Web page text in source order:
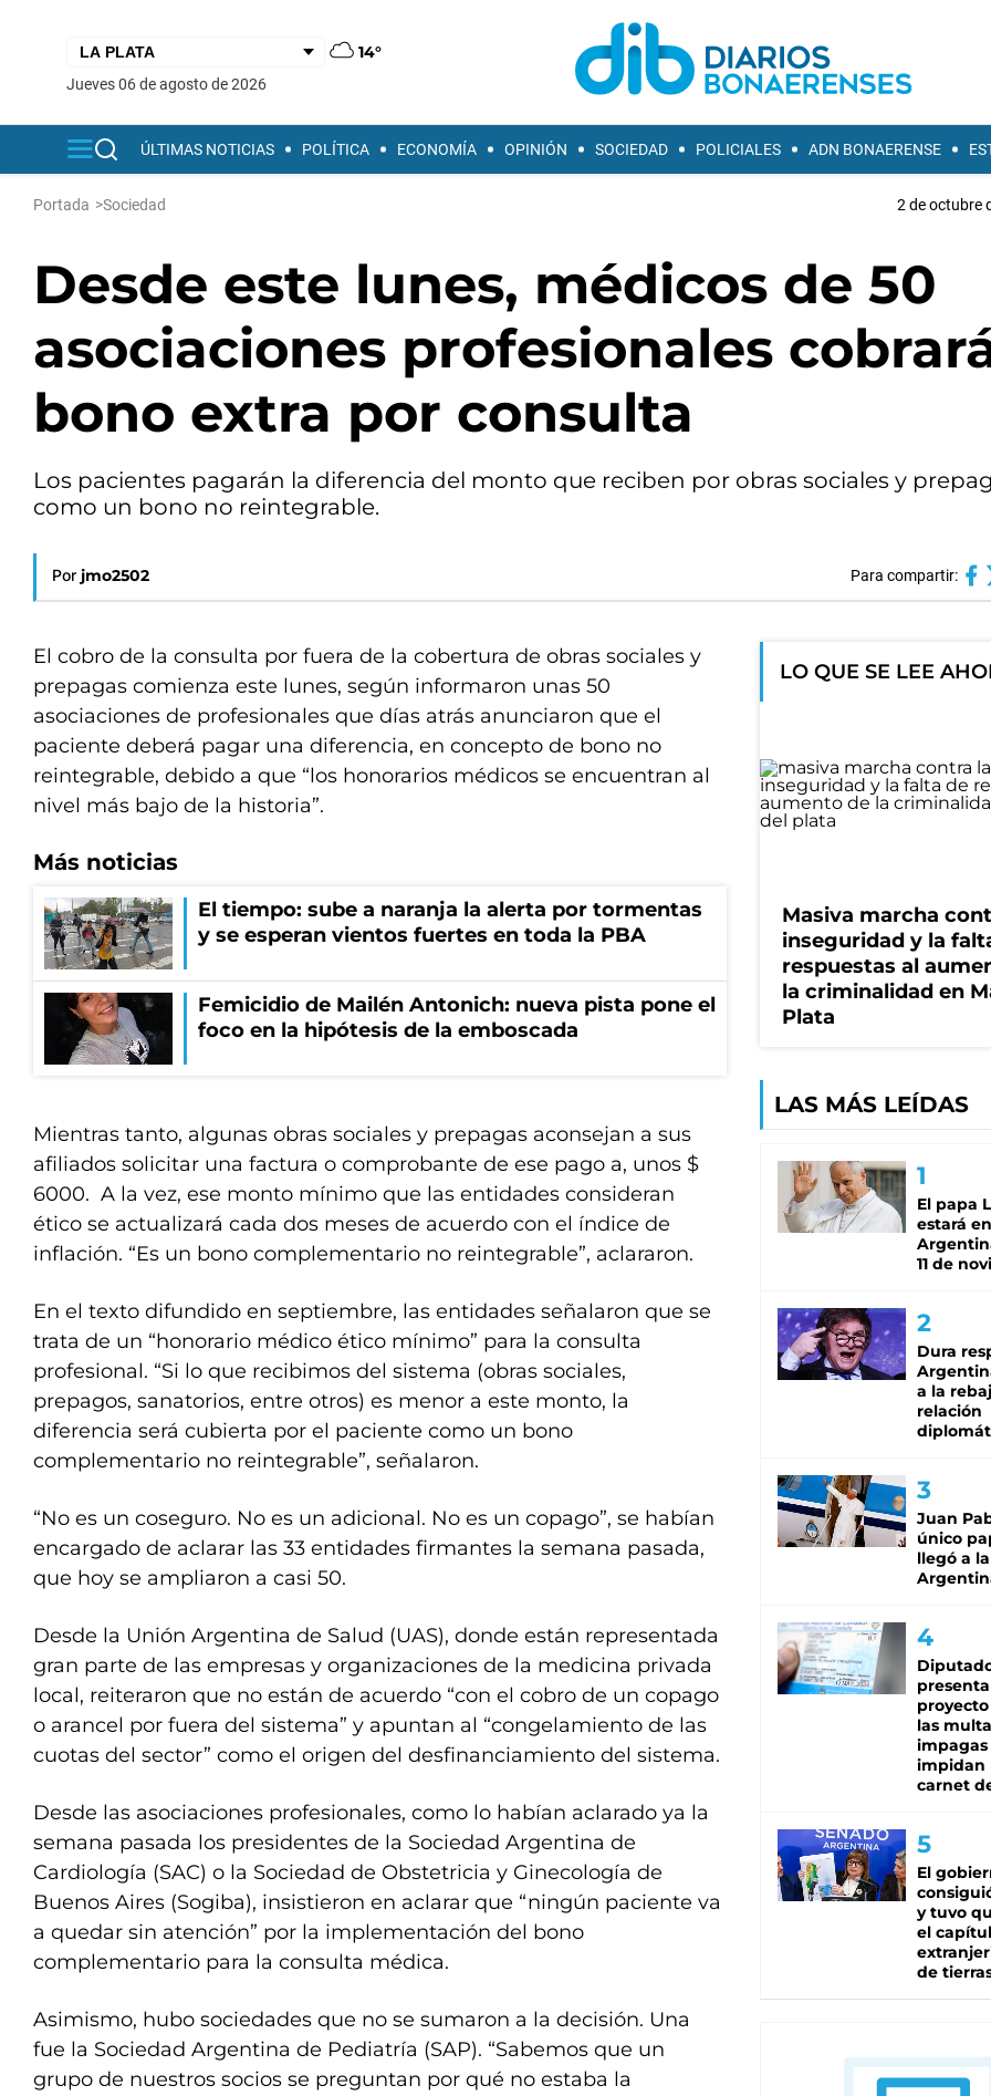
14°
jueves 06 de agosto de 2026
ÚLTIMAS NOTICIAS POLÍTICA ECONOMÍA OPINIÓN SOCIEDAD POLICIALES ADN BONAERENSE
Portada >Sociedad 2 de octubre
Desde este lunes, médicos de 50
asociaciones profesionales
bono extra por consulta
Los pacientes pagarán la diferencia del monto que reciben por obras sociales y
como un bono no reintegrable.
Por jmo2502 Para compartir:
El cobro de la consulta por fuera de la cobertura de obras sociales y
prepagas comienza este lunes, según informaron unas 50
asociaciones de profesionales que días atrás anunciaron que el
paciente deberá pagar una diferencia, en concepto de bono no
reintegrable, debido a que “los honorarios médicos se encuentran al
nivel más bajo de la historia”.
Más noticias
El tiempo: sube a naranja la alerta por tormentas
y se esperan vientos fuertes en toda la PBA
Femicidio de Mailén Antonich: nueva pista pone el
foco en la hipótesis de la emboscada
Mientras tanto, algunas obras sociales y prepagas aconsejan a sus
afiliados solicitar una factura o comprobante de ese pago a, unos $
6000. A la vez, ese monto mínimo que las entidades consideran
ético se actualizará cada dos meses de acuerdo con el índice de
inflación. “Es un bono complementario no reintegrable”, aclararon.
En el texto difundido en septiembre, las entidades señalaron que se
trata de un “honorario médico ético mínimo” para la consulta
profesional. “Si lo que recibimos del sistema (obras sociales,
prepagos, sanatorios, entre otros) es menor a este monto, la
diferencia será cubierta por el paciente como un bono
complementario no reintegrable”, señalaron.
“No es un coseguro. No es un adicional. No es un copago”, se habían
encargado de aclarar las 33 entidades firmantes la semana pasada,
que hoy se ampliaron a casi 50.
Desde la Unión Argentina de Salud (UAS), donde están representada
gran parte de las empresas y organizaciones de la medicina privada
local, reiteraron que no están de acuerdo “con el cobro de un copago
o arancel por fuera del sistema” y apuntan al “congelamiento de las
cuotas del sector” como el origen del desfinanciamiento del sistema.
Desde las asociaciones profesionales, como lo habían aclarado ya la
semana pasada los presidentes de la Sociedad Argentina de
Cardiología (SAC) o la Sociedad de Obstetricia y Ginecología de
Buenos Aires (Sogiba), insistieron en aclarar que “ningún paciente va
a quedar sin atención” por la implementación del bono
complementario para la consulta médica.
Asimismo, hubo sociedades que no se sumaron a la decisión. Una
fue la Sociedad Argentina de Pediatría (SAP). “Sabemos que un
grupo de nuestros socios se preguntan por qué no estaba la
LO QUE SE LEE
Masiva marcha
inseguridad y la
respuestas al
la criminalidad en
Plata
LAS MÁS LEÍDAS
El papa
estará
11 de
Dura
a la
relación
Juan
único
llegó a la
las
impagas
impidan
carnet
El
y tuvo
el
de